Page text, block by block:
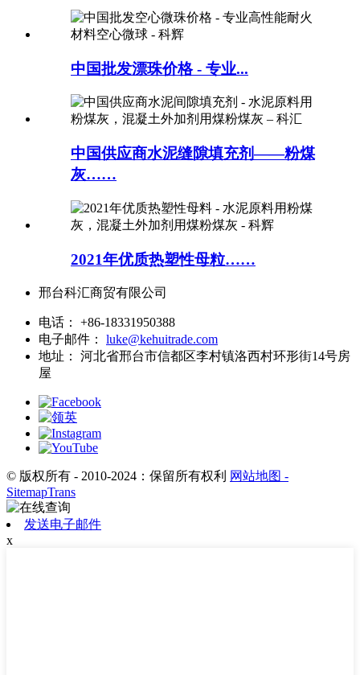
中国批发漂珠价格 - 专业...
中国供应商水泥缝隙填充剂——粉煤
灰……
2021年优质热塑性母粒……
邢台科汇商贸有限公司
电话：
+86-18331950388
电子邮件：
luke@kehuitrade.com
地址：
河北省邢台市信都区李村镇洛西村环形街14号房
屋
© 版权所有 - 2010-2024：保留所有权利 网站地图 -
SitemapTrans
发送电子邮件
x